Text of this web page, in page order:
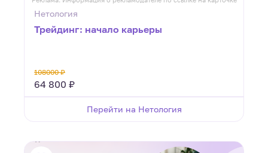
Нетология
Трейдинг: начало карьеры
108000 ₽
64 800 ₽
Перейти на Нетология